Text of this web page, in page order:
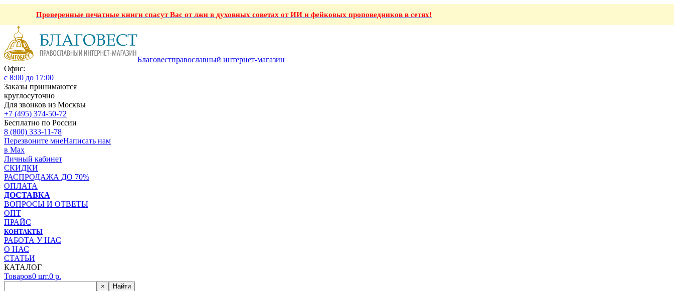
Проверенные печатные книги спасут Вас от лжи в духовных советах от ИИ и фейковых проповедников в сетях!
Благовестправославный интернет-магазин
Офис:
с 8:00 до 17:00
Заказы принимаются
круглосуточно
Для звонков из Москвы
+7 (495) 374-50-72
Бесплатно по России
8 (800) 333-11-78
Перезвоните мнеНаписать нам
в Max
Личный кабинет
СКИДКИ
РАСПРОДАЖА ДО 70%
ОПЛАТА
ДОСТАВКА
ВОПРОСЫ И ОТВЕТЫ
ОПТ
ПРАЙС
КОНТАКТЫ
РАБОТА У НАС
О НАС
СТАТЬИ
КАТАЛОГ
Товаров0 шт.0 р.
× Найти